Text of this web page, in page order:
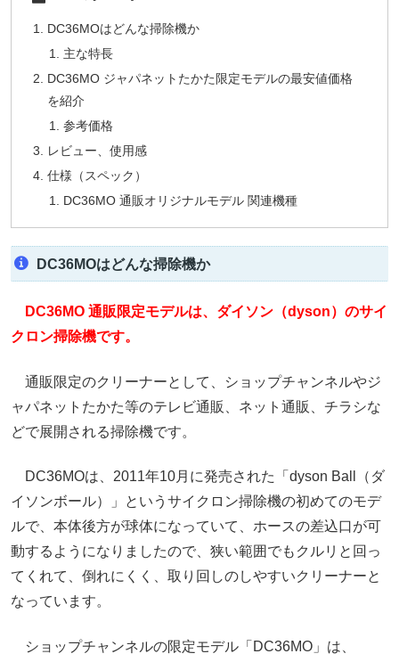
DC36MOはどんな掃除機か
主な特長
DC36MO ジャパネットたかた限定モデルの最安値価格
を紹介
参考価格
レビュー、使用感
仕様（スペック）
DC36MO 通販オリジナルモデル 関連機種
DC36MOはどんな掃除機か
DC36MO 通販限定モデルは、ダイソン（dyson）のサイ
クロン掃除機です。
通販限定のクリーナーとして、ショップチャンネルやジ
ャパネットたかた等のテレビ通販、ネット通販、チラシな
どで展開される掃除機です。
DC36MOは、2011年10月に発売された「dyson Ball（ダ
イソンボール）」というサイクロン掃除機の初めてのモデ
ルで、本体後方が球体になっていて、ホースの差込口が可
動するようになりましたので、狭い範囲でもクルリと回っ
てくれて、倒れにくく、取り回しのしやすいクリーナーと
なっています。
ショップチャンネルの限定モデル「DC36MO」は、